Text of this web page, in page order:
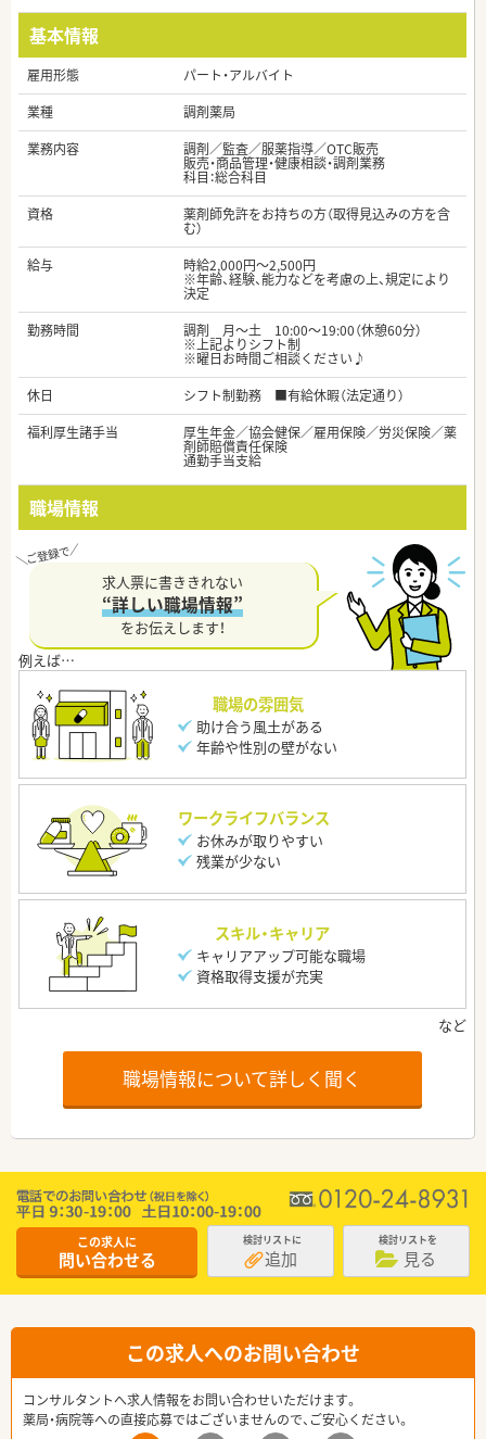
基本情報
雇用形態
パート・アルバイト
業種
調剤薬局
業務内容
調剤／監査／服薬指導／OTC販売
販売・商品管理・健康相談・調剤業務
科目：総合科目
資格
薬剤師免許をお持ちの方（取得見込みの方を含
む）
給与
時給2,000円～2,500円
※年齢、経験、能力などを考慮の上、規定により
決定
勤務時間
調剤 月～土 10:00～19:00（休憩60分）
※上記よりシフト制
※曜日お時間ご相談ください♪
休日
シフト制勤務 ■有給休暇（法定通り）
福利厚生諸手当
厚生年金／協会健保／雇用保険／労災保険／薬
剤師賠償責任保険
通勤手当支給
職場情報
求人票に書ききれない
“詳しい職場情報”
をお伝えします！
職場の雰囲気
助け合う風土がある
年齢や性別の壁がない
ワークライフバランス
お休みが取りやすい
残業が少ない
スキル・キャリア
キャリアアップ可能な職場
資格取得支援が充実
職場情報について詳しく聞く
この求人に
問い合わせる
検討リストに
追加
検討リストを
見る
この求人へのお問い合わせ
コンサルタントへ求人情報をお問い合わせいただけます。
薬局・病院等への直接応募ではございませんので、ご安心ください。